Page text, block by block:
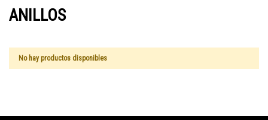
ANILLOS
No hay productos disponibles